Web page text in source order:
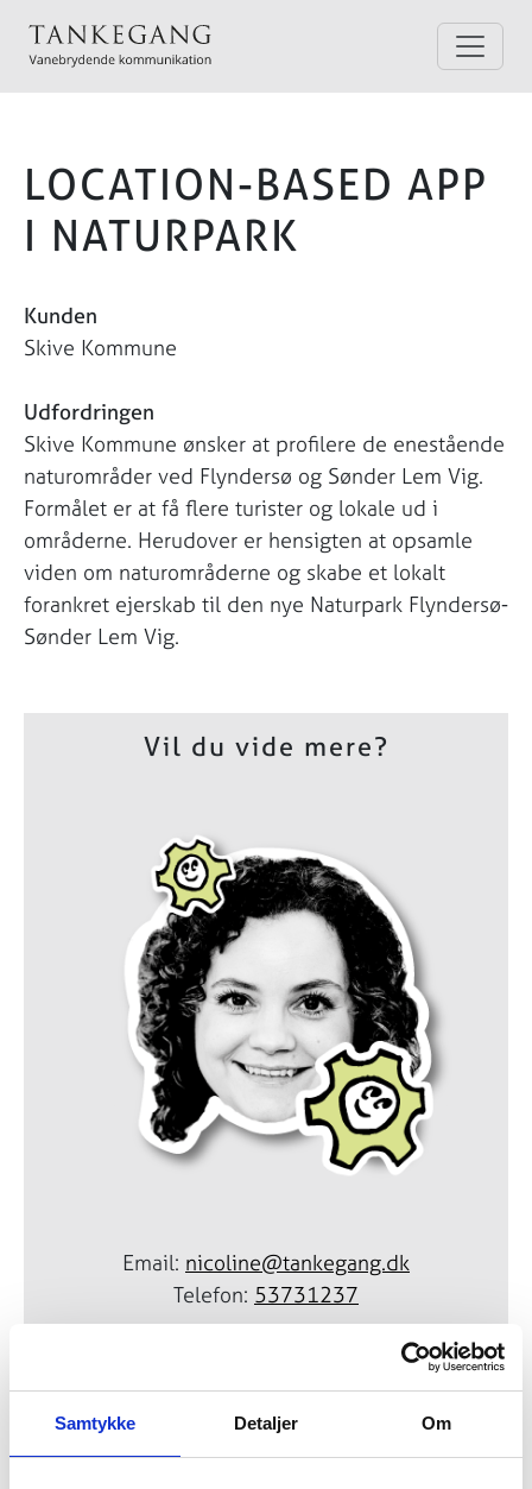
Samtykke Detaljer Om
LOCATION-BASED APP
I NATURPARK
Kunden
Skive Kommune
Udfordringen
Skive Kommune ønsker at profilere de enestående
naturområder ved Flyndersø og Sønder Lem Vig.
Formålet er at få flere turister og lokale ud i
områderne. Herudover er hensigten at opsamle
viden om naturområderne og skabe et lokalt
forankret ejerskab til den nye Naturpark Flyndersø-
Sønder Lem Vig.
Vil du vide mere?
Email: nicoline@tankegang.dk
Telefon: 53731237
OPGAVEHÅNDTERING